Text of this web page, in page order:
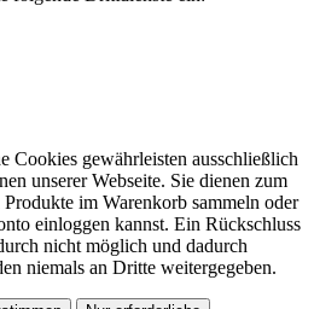
Cookies gewährleisten ausschließlich
unserer Webseite. Sie dienen zum
im Warenkorb sammeln oder
einloggen kannst. Ein Rückschluss
nicht möglich und dadurch
niemals an Dritte weitergegeben.